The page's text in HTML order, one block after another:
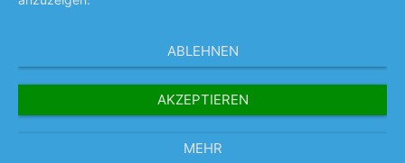
ABLEHNEN
AKZEPTIEREN
MEHR